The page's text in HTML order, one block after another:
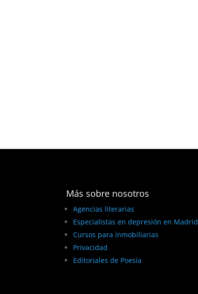
Más sobre nosotros
Agencias literarias
Especialistas en depresión en Madrid
Cursos para inmobiliarias
Privacidad
Editoriales de Poesía